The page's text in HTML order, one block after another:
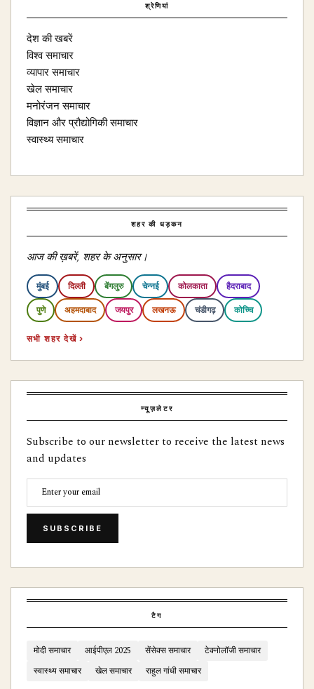
श्रेणियां
देश की खबरें
विश्व समाचार
व्यापार समाचार
खेल समाचार
मनोरंजन समाचार
विज्ञान और प्रौद्योगिकी समाचार
स्वास्थ्य समाचार
शहर की धड़कन
आज की ख़बरें, शहर के अनुसार।
मुंबई दिल्ली बेंगलुरु चेन्नई कोलकाता हैदराबाद
पुणे अहमदाबाद जयपुर लखनऊ चंडीगढ़ कोच्चि
सभी शहर देखें ›
न्यूज़लेटर
Subscribe to our newsletter to receive the latest news
and updates
SUBSCRIBE
टैग
मोदी समाचार आईपीएल 2025 सेंसेक्स समाचार
टेक्नोलॉजी समाचार
स्वास्थ्य समाचार
खेल समाचार राहुल गांधी समाचार